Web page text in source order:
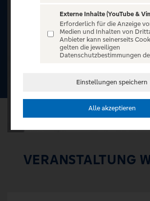
VERANSTALTUNG
Externe Inhalte (YouTube &
Erforderlich für die Anzeige
Medien und Inhalten von
Anbieter kann seinerseits
gelten die jeweiligen
Datenschutzbestimmungen
Einstellungen speichern
Alle akzeptieren